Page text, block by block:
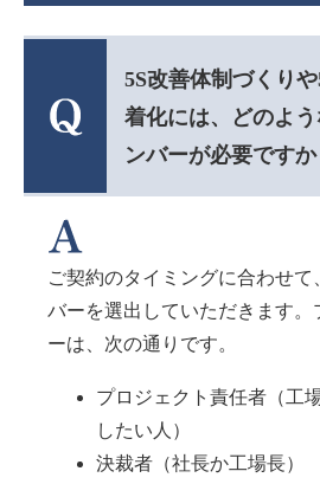
5S改善体制づくり
着化には、どのよ
ンバーが必要ですか
ご契約のタイミングに合わせ
バーを選出していただきます。
ーは、次の通りです。
プロジェクト責任者（工
したい人）
決裁者（社長か工場長）